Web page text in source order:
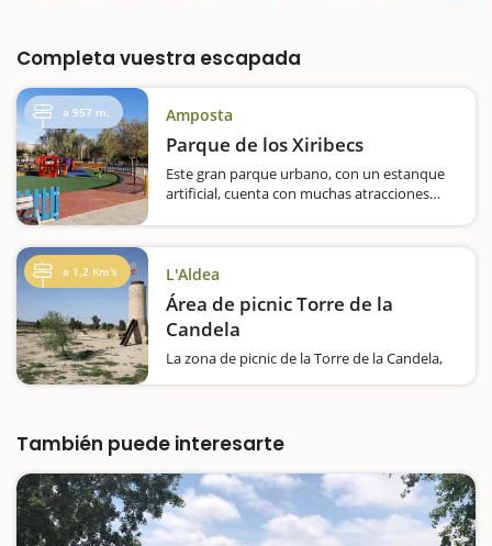
Completa vuestra escapada
a 957 m. Amposta
Parque de los Xiribecs
Este gran parque urbano, con un estanque
artificial, cuenta con muchas atracciones
ideal para vuestros hijos. Es un parque muy
grande,…
a 1,2 Km's L'Aldea
Área de picnic Torre de la
Candela
La zona de picnic de la Torre de la Candela,
histórica que le da nombre, una torre
defensiva de…
También puede interesarte